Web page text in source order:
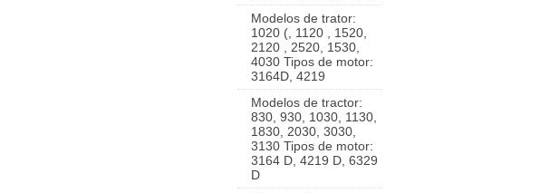
Modelos de trator:
1020 (, 1120 , 1520,
2120 , 2520, 1530,
4030 Tipos de motor:
3164D, 4219
Modelos de tractor:
830, 930, 1030, 1130,
1830, 2030, 3030,
3130 Tipos de motor:
3164 D, 4219 D, 6329
D